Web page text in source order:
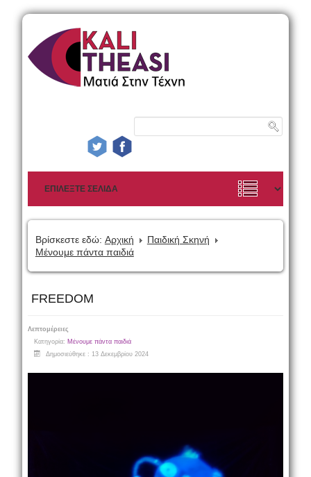
Βρίσκεστε εδώ: Αρχική
Παιδική Σκηνή
Μένουμε πάντα παιδιά
FREEDOM
Λεπτομέρειες
Κατηγορία: Μένουμε πάντα παιδιά
Δημοσιεύθηκε : 13 Δεκεμβρίου 2024